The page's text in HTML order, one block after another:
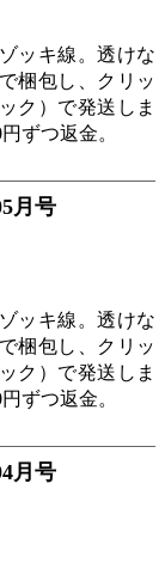
ッキ線。透けな
梱包し、クリッ
ク）で発送しま
ずつ返金。
月号
ッキ線。透けな
梱包し、クリッ
ク）で発送しま
ずつ返金。
月号